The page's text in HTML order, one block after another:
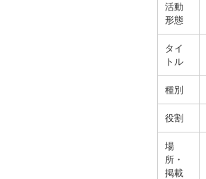
活動
形態
タイ
トル
種別
役割
場
所・
掲載